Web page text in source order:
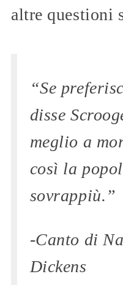
altre questioni
“Se
disse
meglio a
così la
sovrappiù.”
-Canto di
Dickens